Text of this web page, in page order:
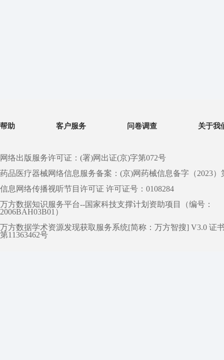
帮助 客户服务 问卷调查 关于我
网络出版服务许可证：(署)网出证(京)字第072号
药品医疗器械网络信息服务备案：(京)网药械信息备字（2023）
信息网络传播视听节目许可证 许可证号：0108284
万方数据知识服务平台--国家科技支撑计划资助项目（编号：
2006BAH03B01）
万方数据学术资源发现获取服务系统[简称：万方智搜] V3.0 证
第11363462号